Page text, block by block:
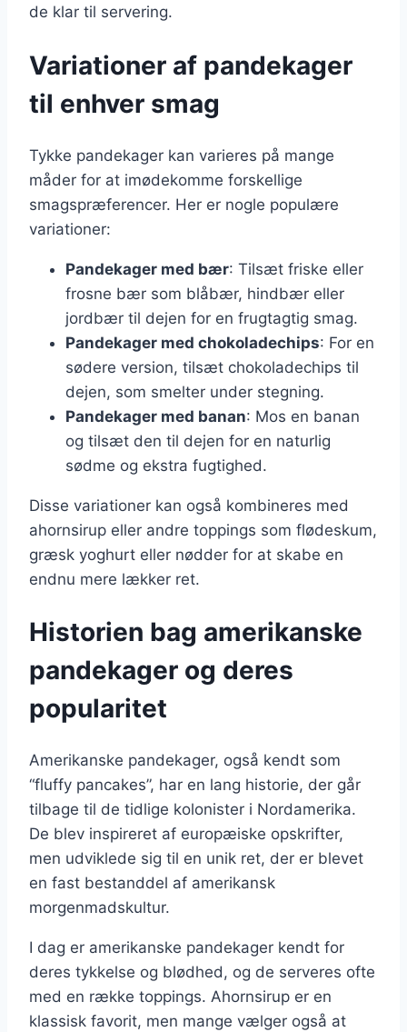
de klar til servering.
Variationer af pandekager
til enhver smag
Tykke pandekager kan varieres på mange
måder for at imødekomme forskellige
smagspræferencer. Her er nogle populære
variationer:
Pandekager med bær: Tilsæt friske eller
frosne bær som blåbær, hindbær eller
jordbær til dejen for en frugtagtig smag.
Pandekager med chokoladechips: For en
sødere version, tilsæt chokoladechips til
dejen, som smelter under stegning.
Pandekager med banan: Mos en banan
og tilsæt den til dejen for en naturlig
sødme og ekstra fugtighed.
Disse variationer kan også kombineres med
ahornsirup eller andre toppings som flødeskum,
græsk yoghurt eller nødder for at skabe en
endnu mere lækker ret.
Historien bag amerikanske
pandekager og deres
popularitet
Amerikanske pandekager, også kendt som
“fluffy pancakes”, har en lang historie, der går
tilbage til de tidlige kolonister i Nordamerika.
De blev inspireret af europæiske opskrifter,
men udviklede sig til en unik ret, der er blevet
en fast bestanddel af amerikansk
morgenmadskultur.
I dag er amerikanske pandekager kendt for
deres tykkelse og blødhed, og de serveres ofte
med en række toppings. Ahornsirup er en
klassisk favorit, men mange vælger også at